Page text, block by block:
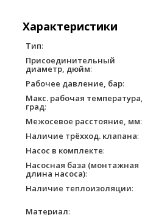
Характеристики
Тип:
Присоединительный
диаметр, дюйм:
Рабочее давление, бар:
Макс. рабочая температура,
град:
Межосевое расстояние, мм:
Наличие трёхход. клапана:
Насос в комплекте:
Насосная база (монтажная
длина насоса):
Наличие теплоизоляции:
Материал: